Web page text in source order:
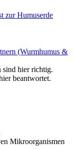
zur Humuserde
(Wurmhumus &
sind hier richtig.
beantwortet.
Mikroorganismen